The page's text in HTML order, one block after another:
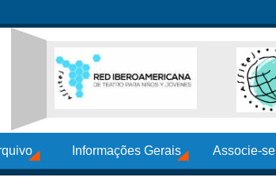
Informações Gerais Associe-se